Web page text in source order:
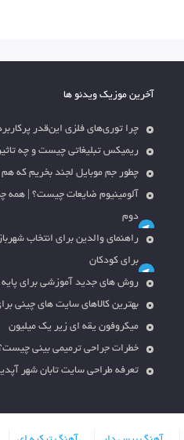
آخرین موزیک ویدئو ها
چرا توری‌های فلزی این‌قدر
ریمیکس تبلیغاتی چیست و چه
چطور جم موبایل لجند بخریم که
آلومینیوم ضایعات چیست؟ | همه
دوم
راهنمای والدین برای انتخاب
برای کودکان
روش های جدید آموزشی برای
بهترین کالاهای سایت های چینی
میکروفون یقه ای زیر یک میلیون
خطرات جراحی ترمیمی بینی
تعرفه طراحی سایت تابان شهر